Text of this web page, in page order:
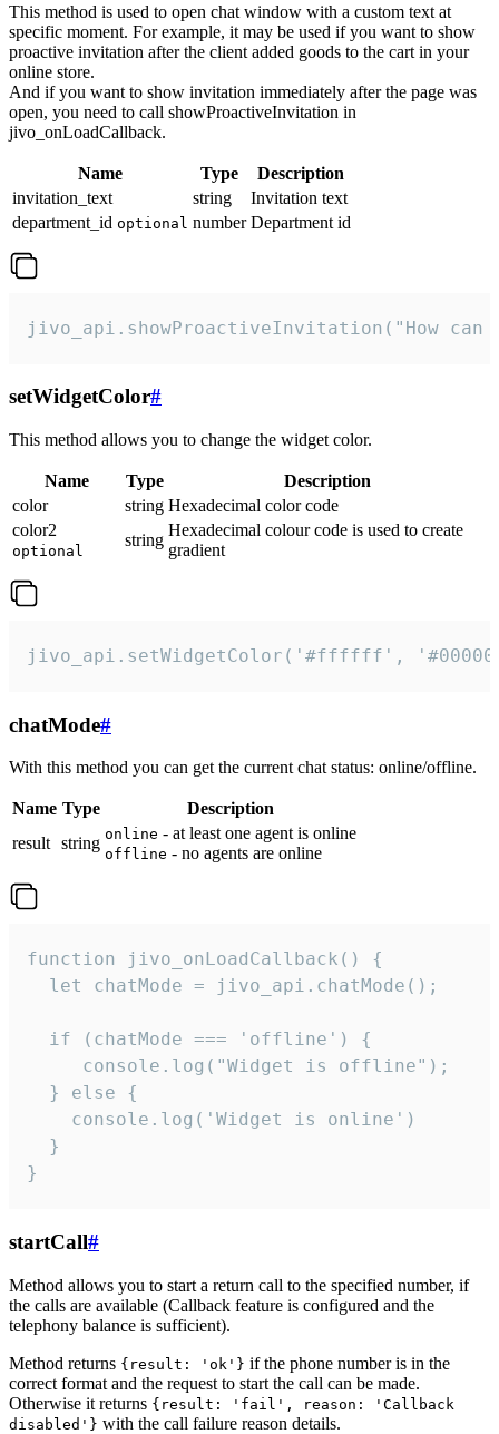
This method is used to open chat window with a custom text at
specific moment. For example, it may be used if you want to show
proactive invitation after the client added goods to the cart in your
online store.
And if you want to show invitation immediately after the page was
open, you need to call showProactiveInvitation in
jivo_onLoadCallback.
Name Type
Description
invitation_text
string
Invitation text
department_id optional number Department id
jivo_api.showProactiveInvitation("How
setWidgetColor#
This method allows you to change the widget color.
Name Type
Description
color
string Hexadecimal color code
color2
optional
string
Hexadecimal colour code is used to create
gradient
jivo_api.setWidgetColor('#ffffff',
chatMode#
With this method you can get the current chat status: online/offline.
Name Type
Description
result string online - at least one agent is online
offline - no agents are online
function jivo_onLoadCallback() {
  let chatMode = jivo_api.chatMode();
  if (chatMode === 'offline') {
     console.log("Widget is offline");
  } else {
    console.log('Widget is online')
  }
}
startCall#
Method allows you to start a return call to the specified number, if
the calls are available (Callback feature is configured and the
telephony balance is sufficient).
Method returns {result: 'ok'} if the phone number is in the
correct format and the request to start the call can be made.
Otherwise it returns {result: 'fail', reason: 'Callback
disabled'} with the call failure reason details.